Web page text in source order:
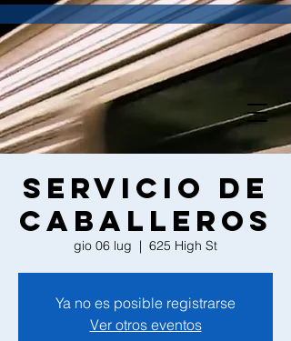
Servicio de
Caballeros
gio 06 lug
  |
625 High St
Ya no es posible registrarse
Ver otros eventos